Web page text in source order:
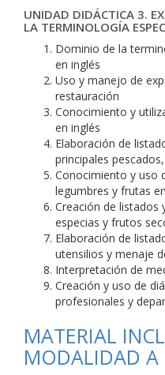
UNIDAD DIDÁCTICA 3.
LA TERMINOLOGÍA
Dominio de la
en inglés
Uso y manejo de
restauración
Conocimiento y
en inglés
Elaboración de
principales
Conocimiento y uso
legumbres y frutas
Creación de listados
especias y frutos
Elaboración de
utensilios y menaje
Interpretación de
Creación y uso de
profesionales y
MATERIAL
MODALIDAD A